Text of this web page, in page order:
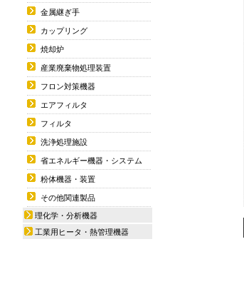
金属継ぎ手
カップリング
焼却炉
産業廃棄物処理装置
フロン対策機器
エアフィルタ
フィルタ
洗浄処理施設
省エネルギー機器・システム
粉体機器・装置
その他関連製品
理化学・分析機器
工業用ヒータ・熱管理機器